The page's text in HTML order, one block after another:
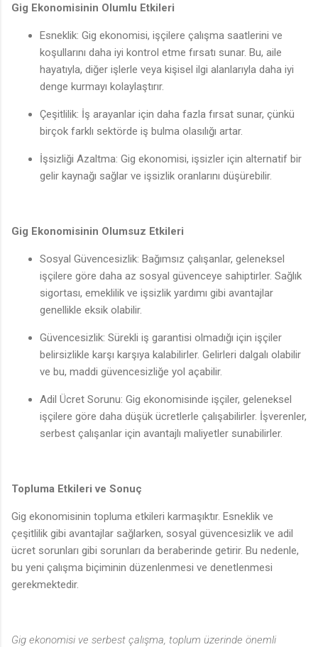
Gig Ekonomisinin Olumlu Etkileri
Esneklik: Gig ekonomisi, işçilere çalışma saatlerini ve
koşullarını daha iyi kontrol etme fırsatı sunar. Bu, aile
hayatıyla, diğer işlerle veya kişisel ilgi alanlarıyla daha iyi
denge kurmayı kolaylaştırır.
Çeşitlilik: İş arayanlar için daha fazla fırsat sunar, çünkü
birçok farklı sektörde iş bulma olasılığı artar.
İşsizliği Azaltma: Gig ekonomisi, işsizler için alternatif bir
gelir kaynağı sağlar ve işsizlik oranlarını düşürebilir.
Gig Ekonomisinin Olumsuz Etkileri
Sosyal Güvencesizlik: Bağımsız çalışanlar, geleneksel
işçilere göre daha az sosyal güvenceye sahiptirler. Sağlık
sigortası, emeklilik ve işsizlik yardımı gibi avantajlar
genellikle eksik olabilir.
Güvencesizlik: Sürekli iş garantisi olmadığı için işçiler
belirsizlikle karşı karşıya kalabilirler. Gelirleri dalgalı olabilir
ve bu, maddi güvencesizliğe yol açabilir.
Adil Ücret Sorunu: Gig ekonomisinde işçiler, geleneksel
işçilere göre daha düşük ücretlerle çalışabilirler. İşverenler,
serbest çalışanlar için avantajlı maliyetler sunabilirler.
Topluma Etkileri ve Sonuç
Gig ekonomisinin topluma etkileri karmaşıktır. Esneklik ve
çeşitlilik gibi avantajlar sağlarken, sosyal güvencesizlik ve adil
ücret sorunları gibi sorunları da beraberinde getirir. Bu nedenle,
bu yeni çalışma biçiminin düzenlenmesi ve denetlenmesi
gerekmektedir.
Gig ekonomisi ve serbest çalışma, toplum üzerinde önemli